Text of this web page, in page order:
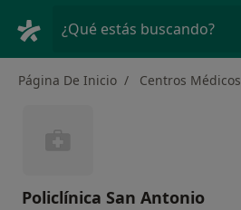
¿Qué estás buscando?
Página De Inicio Centros Médicos
Policlínica San Antonio